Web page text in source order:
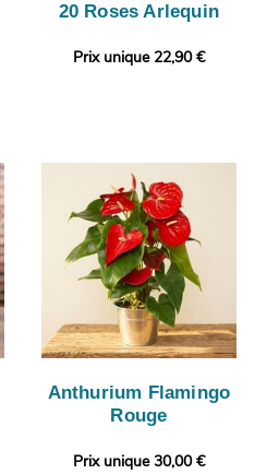
20 Roses Arlequin
Prix unique 22,90 €
Anthurium Flamingo
Rouge
Prix unique 30,00 €